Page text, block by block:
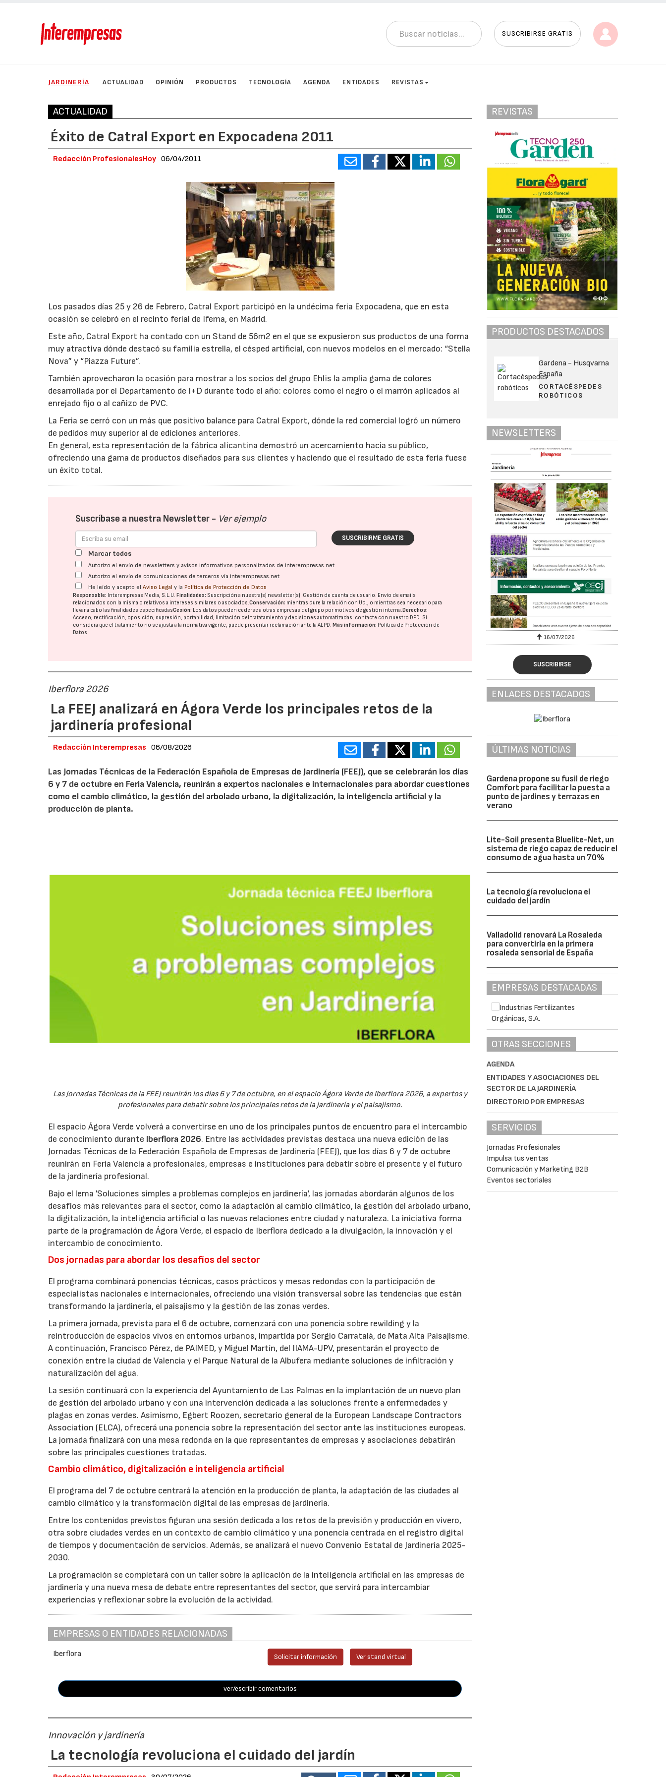
SUSCRIBIRSE GRATIS
JARDINERÍA ACTUALIDAD OPINIÓN PRODUCTOS TECNOLOGÍA AGENDA ENTIDADES REVISTAS
ACTUALIDAD
Éxito de Catral Export en Expocadena 2011
Redacción ProfesionalesHoy 06/04/2011
Los pasados días 25 y 26 de Febrero, Catral Export participó en la undécima feria Expocadena, que en esta
ocasión se celebró en el recinto ferial de Ifema, en Madrid.
Este año, Catral Export ha contado con un Stand de 56m2 en el que se expusieron sus productos de una forma
muy atractiva dónde destacó su familia estrella, el césped artificial, con nuevos modelos en el mercado: “Stella
Nova” y “Piazza Future”.
También aprovecharon la ocasión para mostrar a los socios del grupo Ehlis la amplia gama de colores
desarrollada por el Departamento de I+D durante todo el año: colores como el negro o el marrón aplicados al
enrejado fijo o al cañizo de PVC.
La Feria se cerró con un más que positivo balance para Catral Export, dónde la red comercial logró un número
de pedidos muy superior al de ediciones anteriores.
En general, esta representación de la fábrica alicantina demostró un acercamiento hacia su público,
ofreciendo una gama de productos diseñados para sus clientes y haciendo que el resultado de esta feria fuese
un éxito total.
Suscríbase a nuestra Newsletter - Ver ejemplo
SUSCRIBIRME GRATIS
Marcar todos
Autorizo el envío de newsletters y avisos informativos personalizados de interempresas.net
Autorizo el envío de comunicaciones de terceros vía interempresas.net
He leído y acepto elAviso Legal y la Política de Protección de Datos
Responsable: Interempresas Media, S.L.U.Finalidades: Suscripción a nuestra(s) newsletter(s). Gestión de cuenta de usuario. Envío de emails
relacionados con la misma o relativos a intereses similares o asociados.Conservación: mientras dure la relación con Ud., o mientras sea necesario para
llevar a cabo las finalidades especificadasCesión: Los datos pueden cederse a otras empresas del grupo por motivos de gestión interna.Derechos:
Acceso, rectificación, oposición, supresión, portabilidad, limitación del tratatamiento y decisiones automatizadas: contacte con nuestro DPD. Si
considera que el tratamiento no se ajusta a la normativa vigente, puede presentar reclamación ante laAEPD.Más información: Política de Protección de
Datos
Iberflora 2026
La FEEJ analizará en Ágora Verde los principales retos de la
jardinería profesional
Redacción Interempresas 06/08/2026
Las Jornadas Técnicas de la Federación Española de Empresas de Jardinería (FEEJ), que se celebrarán los días
6 y 7 de octubre en Feria Valencia, reunirán a expertos nacionales e internacionales para abordar cuestiones
como el cambio climático, la gestión del arbolado urbano, la digitalización, la inteligencia artificial y la
producción de planta.
Las Jornadas Técnicas de la FEEJ reunirán los días 6 y 7 de octubre, en el espacio Ágora Verde de Iberflora 2026, a expertos y
profesionales para debatir sobre los principales retos de la jardinería y el paisajismo.
El espacio Ágora Verde volverá a convertirse en uno de los principales puntos de encuentro para el intercambio
de conocimiento durante Iberflora 2026. Entre las actividades previstas destaca una nueva edición de las
Jornadas Técnicas de la Federación Española de Empresas de Jardinería (FEEJ), que los días 6 y 7 de octubre
reunirán en Feria Valencia a profesionales, empresas e instituciones para debatir sobre el presente y el futuro
de la jardinería profesional.
Bajo el lema 'Soluciones simples a problemas complejos en jardinería', las jornadas abordarán algunos de los
desafíos más relevantes para el sector, como la adaptación al cambio climático, la gestión del arbolado urbano,
la digitalización, la inteligencia artificial o las nuevas relaciones entre ciudad y naturaleza. La iniciativa forma
parte de la programación de Ágora Verde, el espacio de Iberflora dedicado a la divulgación, la innovación y el
intercambio de conocimiento.
Dos jornadas para abordar los desafíos del sector
El programa combinará ponencias técnicas, casos prácticos y mesas redondas con la participación de
especialistas nacionales e internacionales, ofreciendo una visión transversal sobre las tendencias que están
transformando la jardinería, el paisajismo y la gestión de las zonas verdes.
La primera jornada, prevista para el 6 de octubre, comenzará con una ponencia sobre rewilding y la
reintroducción de espacios vivos en entornos urbanos, impartida por Sergio Carratalá, de Mata Alta Paisajisme.
A continuación, Francisco Pérez, de PAIMED, y Miguel Martín, del IIAMA-UPV, presentarán el proyecto de
conexión entre la ciudad de Valencia y el Parque Natural de la Albufera mediante soluciones de infiltración y
naturalización del agua.
La sesión continuará con la experiencia del Ayuntamiento de Las Palmas en la implantación de un nuevo plan
de gestión del arbolado urbano y con una intervención dedicada a las soluciones frente a enfermedades y
plagas en zonas verdes. Asimismo, Egbert Roozen, secretario general de la European Landscape Contractors
Association (ELCA), ofrecerá una ponencia sobre la representación del sector ante las instituciones europeas.
La jornada finalizará con una mesa redonda en la que representantes de empresas y asociaciones debatirán
sobre las principales cuestiones tratadas.
Cambio climático, digitalización e inteligencia artificial
El programa del 7 de octubre centrará la atención en la producción de planta, la adaptación de las ciudades al
cambio climático y la transformación digital de las empresas de jardinería.
Entre los contenidos previstos figuran una sesión dedicada a los retos de la previsión y producción en vivero,
otra sobre ciudades verdes en un contexto de cambio climático y una ponencia centrada en el registro digital
de tiempos y documentación de servicios. Además, se analizará el nuevo Convenio Estatal de Jardinería 2025-
2030.
La programación se completará con un taller sobre la aplicación de la inteligencia artificial en las empresas de
jardinería y una nueva mesa de debate entre representantes del sector, que servirá para intercambiar
experiencias y reflexionar sobre la evolución de la actividad.
EMPRESAS O ENTIDADES RELACIONADAS
Iberflora Solicitar información Ver stand virtual
ver/escribir comentarios
Innovación y jardinería
La tecnología revoluciona el cuidado del jardín
REVISTAS
PRODUCTOS DESTACADOS
Gardena - Husqvarna
España
CORTACÉSPEDES
ROBÓTICOS
NEWSLETTERS
16/07/2026
SUSCRIBIRSE
ENLACES DESTACADOS
ÚLTIMAS NOTICIAS
Gardena propone su fusil de riego
Comfort para facilitar la puesta a
punto de jardines y terrazas en
verano
Lite-Soil presenta Bluelite-Net, un
sistema de riego capaz de reducir el
consumo de agua hasta un 70%
La tecnología revoluciona el
cuidado del jardín
Valladolid renovará La Rosaleda
para convertirla en la primera
rosaleda sensorial de España
EMPRESAS DESTACADAS
OTRAS SECCIONES
AGENDA
ENTIDADES Y ASOCIACIONES DEL
SECTOR DE LA JARDINERÍA
DIRECTORIO POR EMPRESAS
SERVICIOS
Jornadas Profesionales
Impulsa tus ventas
Comunicación y Marketing B2B
Eventos sectoriales